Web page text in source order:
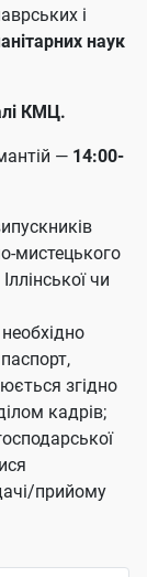
і
наук
КМЦ.
— 14:00-
мистецького
чи
згідно
кадрів;
прийому